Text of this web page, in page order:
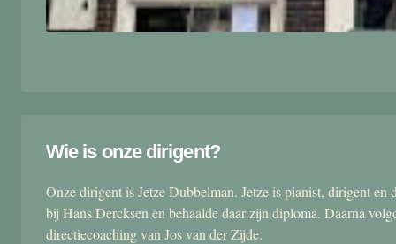
Wie is onze dirigent?
Onze dirigent is Jetze Dubbelman. Jetze is pianist, dirigent
bij Hans Dercksen en behaalde daar zijn diploma. Daarna
directiecoaching van Jos van der Zijde.